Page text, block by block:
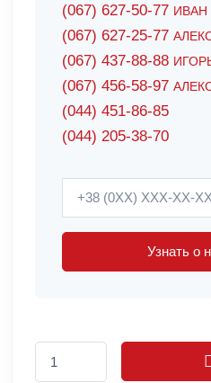
(067) 627-50-77 ИВАН
(067) 627-25-77
(067) 437-88-88
(067) 456-58-97
(044) 451-86-85
(044) 205-38-70
Узнать о